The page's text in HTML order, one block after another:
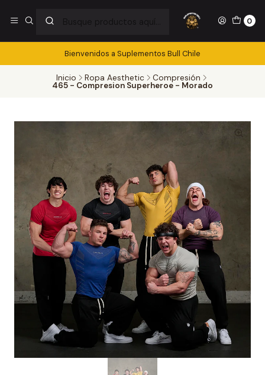
0
Bienvenidos a Suplementos Bull Chile
Inicio Ropa Aesthetic Compresión
465 - Compresion Superheroe - Morado